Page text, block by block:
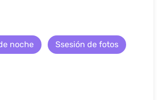
noche
Ssesión de fotos